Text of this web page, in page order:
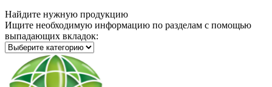
Найдите нужную продукцию
Ищите необходимую информацию по разделам с помощью
выпадающих вкладок: